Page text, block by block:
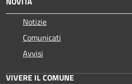
Notizie
Comunicati
Avvisi
VIVERE IL COMUNE